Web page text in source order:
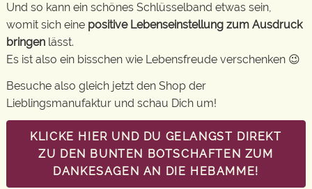
Und so kann ein schönes Schlüsselband etwas sein,
womit sich eine positive Lebenseinstellung zum Ausdruck
bringen lässt.
Es ist also ein bisschen wie Lebensfreude verschenken 😉
Besuche also gleich jetzt den Shop der
Lieblingsmanufaktur und schau Dich um!
KLICKE HIER UND DU GELANGST DIREKT
ZU DEN BUNTEN BOTSCHAFTEN ZUM
DANKESAGEN AN DIE HEBAMME!